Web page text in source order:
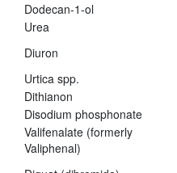
Dodecan-1-ol
Urea
Diuron
Urtica spp.
Dithianon
Disodium phosphonate
Valifenalate (formerly
Valiphenal)